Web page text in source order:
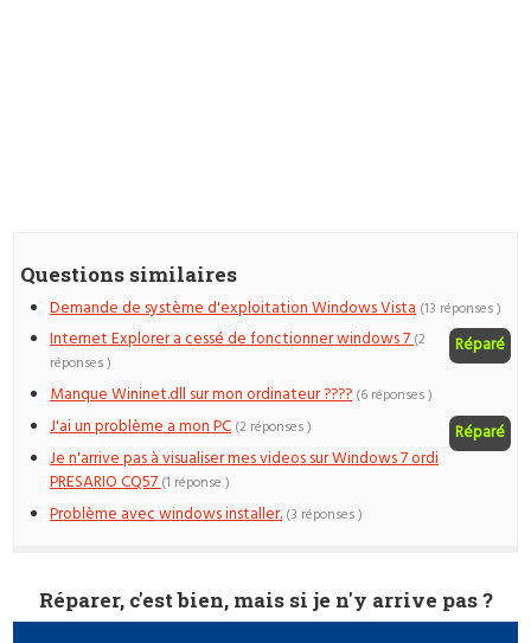
Questions similaires
Demande de système d'exploitation Windows Vista (13 réponses )
Internet Explorer a cessé de fonctionner windows 7 Réparé
(2
réponses )
Manque Wininet.dll sur mon ordinateur ???? (6 réponses )
J'ai un problème a mon PC Réparé
(2 réponses )
Je n'arrive pas à visualiser mes videos sur Windows 7 ordi
PRESARIO CQ57(1 réponse )
Problème avec windows installer. (3 réponses )
Réparer, c'est bien, mais si je n'y arrive pas ?